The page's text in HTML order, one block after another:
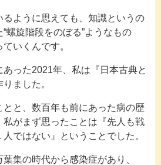
るように思えても、知識というの
螺旋階段をのぼる”ようなもの
いくんです。
った2021年、私は『日本古典と
ました。
と、数百年も前にあった病の歴
私がまず思ったことは『先人も戦
ではない』ということでした。
集の時代から感染症があり、